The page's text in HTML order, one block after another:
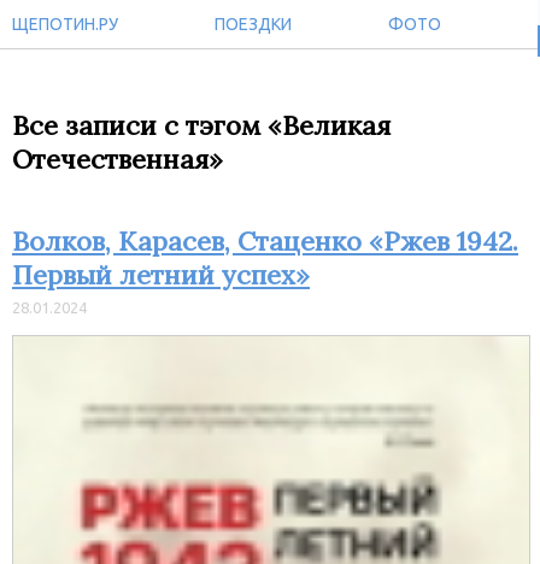
ЩЕПОТИН.РУ ПОЕЗДКИ ФОТО
Все записи с тэгом «Великая
Отечественная»
Волков, Карасев, Стаценко «Ржев 1942.
Первый летний успех»
28.01.2024